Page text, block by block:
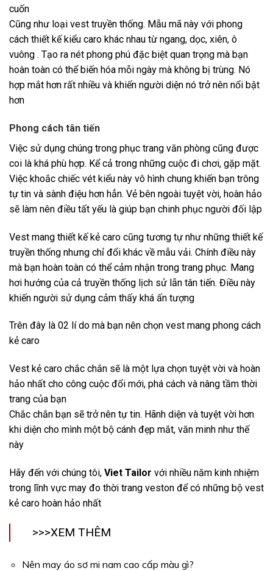
cuốn
Cũng như loại vest truyền thống. Mẫu mã này với phong
cách thiết kế kiểu caro khác nhau từ ngang, dọc, xiên, ô
vuông . Tạo ra nét phong phú đặc biệt quan trọng mà bạn
hoàn toàn có thể biến hóa mỗi ngày mà không bị trùng. Nó
hợp mắt hơn rất nhiều và khiến người diện nó trở nên nổi bật
hơn
Phong cách tân tiến
Việc sử dụng chúng trong phục trang văn phòng cũng được
coi là khá phù hợp. Kể cả trong những cuộc đi chơi, gặp mặt.
Việc khoắc chiếc vét kiểu này vô hình chung khiến bạn trông
tự tin và sành điệu hơn hẳn. Vẻ bên ngoài tuyệt vời, hoàn hảo
sẽ làm nên điều tất yếu là giúp bạn chinh phục người đối lập
Vest mang thiết kế kẻ caro cũng tương tự như những thiết kế
truyền thống nhưng chỉ đổi khác về mẫu vải. Chính điều này
mà bạn hoàn toàn có thể cảm nhận trong trang phục. Mang
hơi hướng của cả truyền thống lịch sử lẫn tân tiến. Điều này
khiến người sử dụng cảm thấy khá ấn tượng
Trên đây là 02 lí do mà bạn nên chọn vest mang phong cách
kẻ caro
Vest kẻ caro chắc chắn sẽ là một lựa chọn tuyệt vời và hoàn
hảo nhất cho công cuộc đổi mới, phá cách và nâng tầm thời
trang của bạn
Chắc chắn bạn sẽ trở nên tự tin. Hãnh diện và tuyệt vời hơn
khi diện cho mình một bộ cánh đẹp mắt, văn minh như thế
này
Hãy đến với chúng tôi, Viet Tailor với nhiều năm kinh nhiệm
trong lĩnh vực may đo thời trang veston để có những bộ vest
kẻ caro hoàn hảo nhất
>>>XEM THÊM
Nên may áo sơ mi nam cao cấp màu gì?